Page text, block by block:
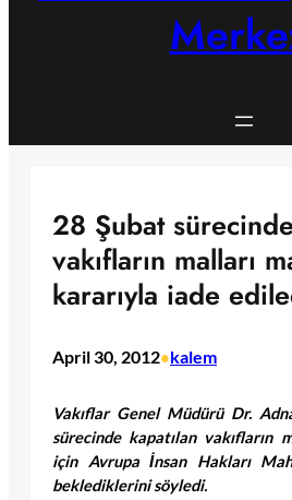
28 Şubat
vakıfların malları
kararıyla iade
April 30, 2012•kalem
Vakıflar Genel Müdürü Dr.
sürecinde kapatılan vakıfların
için Avrupa İnsan Hakları
beklediklerini söyledi.